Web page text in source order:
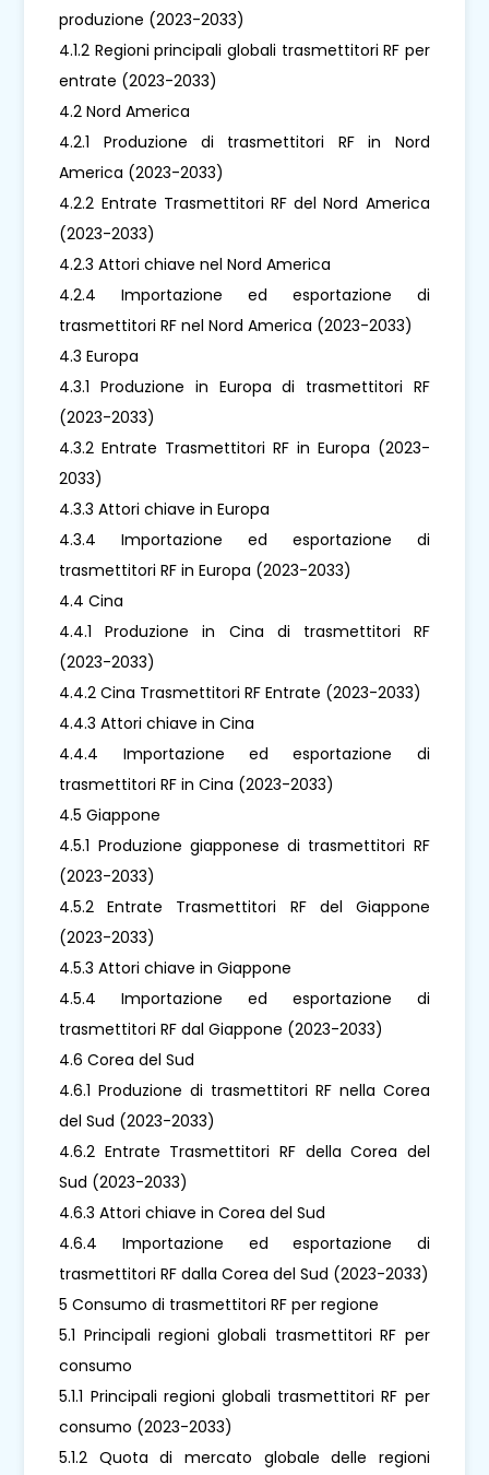
produzione (2023-2033)
4.1.2 Regioni principali globali trasmettitori RF per
entrate (2023-2033)
4.2 Nord America
4.2.1 Produzione di trasmettitori RF in Nord
America (2023-2033)
4.2.2 Entrate Trasmettitori RF del Nord America
(2023-2033)
4.2.3 Attori chiave nel Nord America
4.2.4 Importazione ed esportazione di
trasmettitori RF nel Nord America (2023-2033)
4.3 Europa
4.3.1 Produzione in Europa di trasmettitori RF
(2023-2033)
4.3.2 Entrate Trasmettitori RF in Europa (2023-
2033)
4.3.3 Attori chiave in Europa
4.3.4 Importazione ed esportazione di
trasmettitori RF in Europa (2023-2033)
4.4 Cina
4.4.1 Produzione in Cina di trasmettitori RF
(2023-2033)
4.4.2 Cina Trasmettitori RF Entrate (2023-2033)
4.4.3 Attori chiave in Cina
4.4.4 Importazione ed esportazione di
trasmettitori RF in Cina (2023-2033)
4.5 Giappone
4.5.1 Produzione giapponese di trasmettitori RF
(2023-2033)
4.5.2 Entrate Trasmettitori RF del Giappone
(2023-2033)
4.5.3 Attori chiave in Giappone
4.5.4 Importazione ed esportazione di
trasmettitori RF dal Giappone (2023-2033)
4.6 Corea del Sud
4.6.1 Produzione di trasmettitori RF nella Corea
del Sud (2023-2033)
4.6.2 Entrate Trasmettitori RF della Corea del
Sud (2023-2033)
4.6.3 Attori chiave in Corea del Sud
4.6.4 Importazione ed esportazione di
trasmettitori RF dalla Corea del Sud (2023-2033)
5 Consumo di trasmettitori RF per regione
5.1 Principali regioni globali trasmettitori RF per
consumo
5.1.1 Principali regioni globali trasmettitori RF per
consumo (2023-2033)
5.1.2 Quota di mercato globale delle regioni